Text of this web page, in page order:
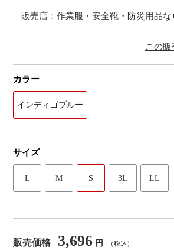
販売店：作業服・安全靴・防災用品
この
カラー
インディゴブルー
サイズ
L M S 3L LL
販売価格 3,696 円 （税込）